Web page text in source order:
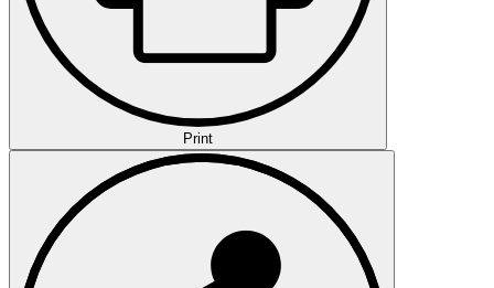
Print